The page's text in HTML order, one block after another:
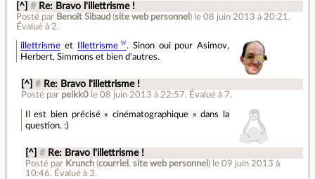
[^] # Re: Bravo l'illettrisme !
Posté par Benoît Sibaud (site web personnel ) le 08 juin 2013 à 20:21 .
Évalué à 2.
illettrisme et Illettrisme
. Sinon oui pour Asimov,
Herbert, Simmons et bien d'autres.
[^] # Re: Bravo l'illettrisme !
Posté par peikk0 le 08 juin 2013 à 22:57. Évalué à 7.
Il est bien précisé « cinématographique » dans la
question. :)
[^] # Re: Bravo l'illettrisme !
Posté par Krunch (courriel ,site web personnel ) le 09 juin 2013 à
10:46. Évalué à 3.